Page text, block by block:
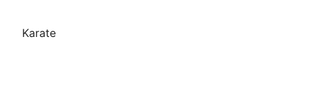
Karate